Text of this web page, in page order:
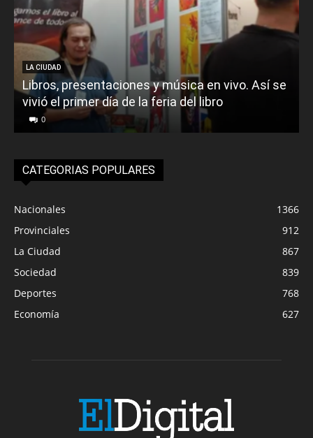
LA CIUDAD
Libros, presentaciones y música en vivo. Así se
vivió el primer día de la feria del libro
0
CATEGORIAS POPULARES
Nacionales
1366
Provinciales
912
La Ciudad
867
Sociedad
839
Deportes
768
Economía
627